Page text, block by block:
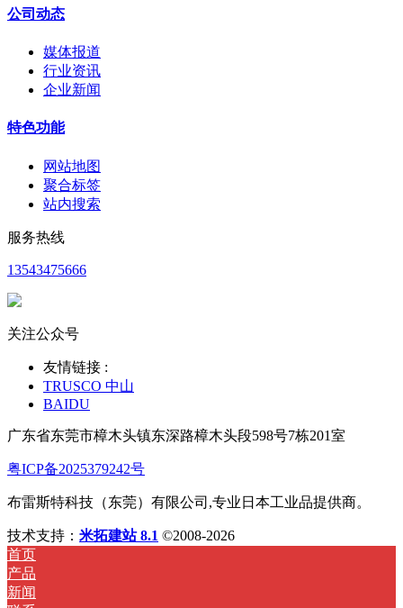
公司动态
媒体报道
行业资讯
企业新闻
特色功能
网站地图
聚合标签
站内搜索
服务热线
13543475666
关注公众号
友情链接 :
TRUSCO 中山
BAIDU
广东省东莞市樟木头镇东深路樟木头段598号7栋201室
粤ICP备2025379242号
布雷斯特科技（东莞）有限公司,专业日本工业品提供商。
技术支持： 米拓建站 8.1 ©2008-2026
首页
产品
新闻